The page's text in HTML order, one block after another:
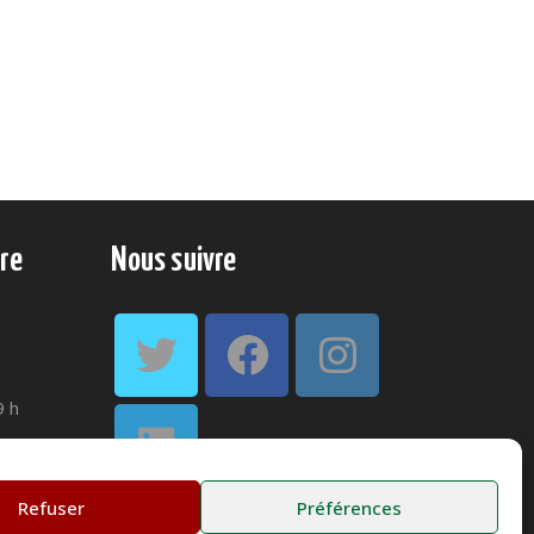
Refuser Préférences
h
Nous suivre